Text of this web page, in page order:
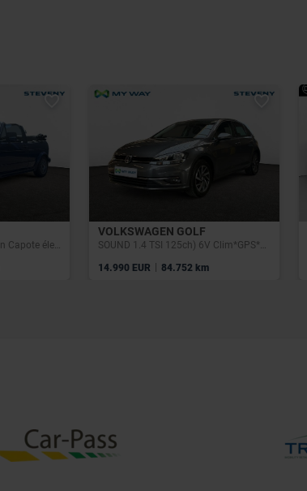
Golf 1,8L ess 98cv bte man Capote élec*Dir Ass
VOLKSWAGEN GOLF
SOUND 1.4 TSI 125ch) 6V Clim*GPS*Caméra
14.990 EUR | 84.752 km